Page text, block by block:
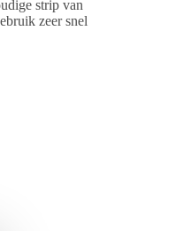
strip van
zeer snel